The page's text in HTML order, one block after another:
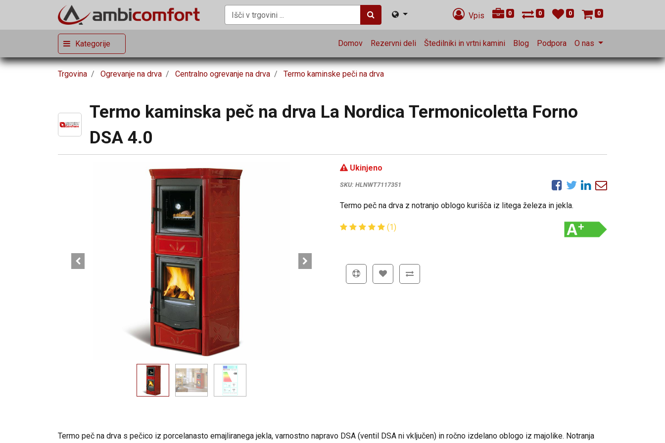
Vpis 0 0 0 0
Kategorije Domov Rezervni deli Štedilniki in vrtni kamini Blog Podpora O nas
Trgovina Ogrevanje na drva Centralno ogrevanje na drva Termo kaminske peči na drva
Termo kaminska peč na drva La Nordica Termonicoletta Forno
DSA 4.0
Ukinjeno
SKU: HLNWT7117351
Termo peč na drva z notranjo oblogo kurišča iz litega železa in jekla.
(1)
Termo peč na drva s pečico iz porcelanasto emajliranega jekla, varnostno napravo DSA (ventil DSA ni vključen) in ročno izdelano oblogo iz majolike. Notranja